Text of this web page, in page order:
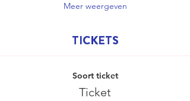
Meer weergeven
TICKETS
Soort ticket
Ticket